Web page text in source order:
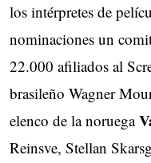
los intérpretes de
nominaciones un
22.000 afiliados al
brasileño Wagner
elenco de la noruega
Reinsve, Stellan